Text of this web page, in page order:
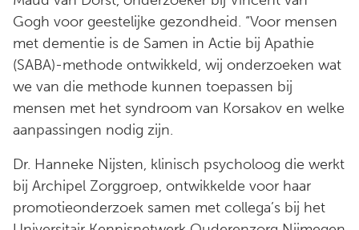
Gogh voor geestelijke gezondheid. “Voor mensen
met dementie is de Samen in Actie bij Apathie
(SABA)-methode ontwikkeld, wij onderzoeken wat
we van die methode kunnen toepassen bij
mensen met het syndroom van Korsakov en welke
aanpassingen nodig zijn.
Dr. Hanneke Nijsten, klinisch psycholoog die werkt
bij Archipel Zorggroep, ontwikkelde voor haar
promotieonderzoek samen met collega’s bij het